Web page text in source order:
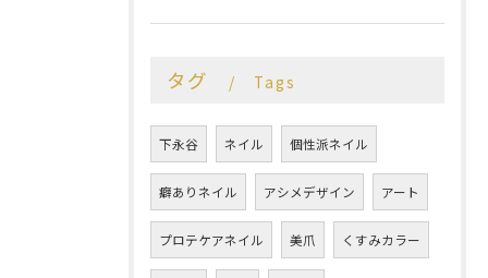
タグ Tags
下永谷 ネイル 個性派ネイル
癖ありネイル アシメデザイン アート
プロテケアネイル 美爪 くすみカラー